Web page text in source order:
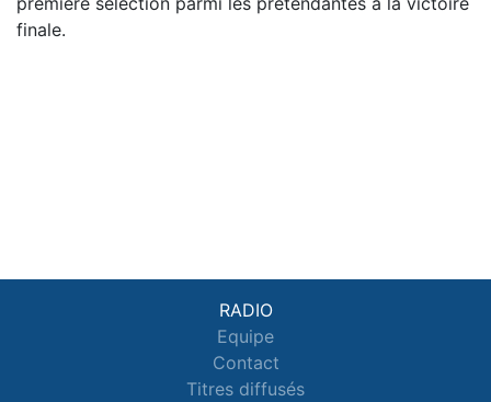
finale.
RADIO
Equipe
Contact
Titres diffusés